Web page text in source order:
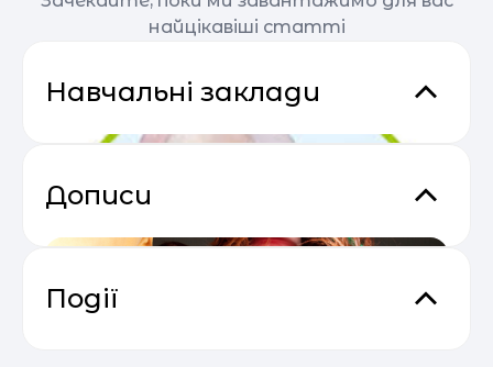
найцікавіші статті
Навчальні заклади
Дописи
Події